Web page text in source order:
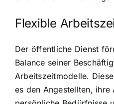
Flexible
Der öffentliche Dienst
Balance seiner
Arbeitszeitmodelle.
es den Angestellten, ihre